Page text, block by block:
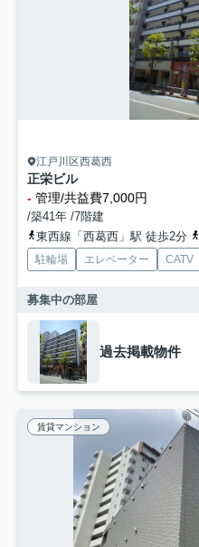
江戸川区西葛西
正栄ビル
- 管理/共益費7,000円
/築41年 /7階建
東西線「西葛西」駅 徒歩2分
駐輪場 エレベーター CATV
募集中の部屋
過去掲載物件
賃貸マンション